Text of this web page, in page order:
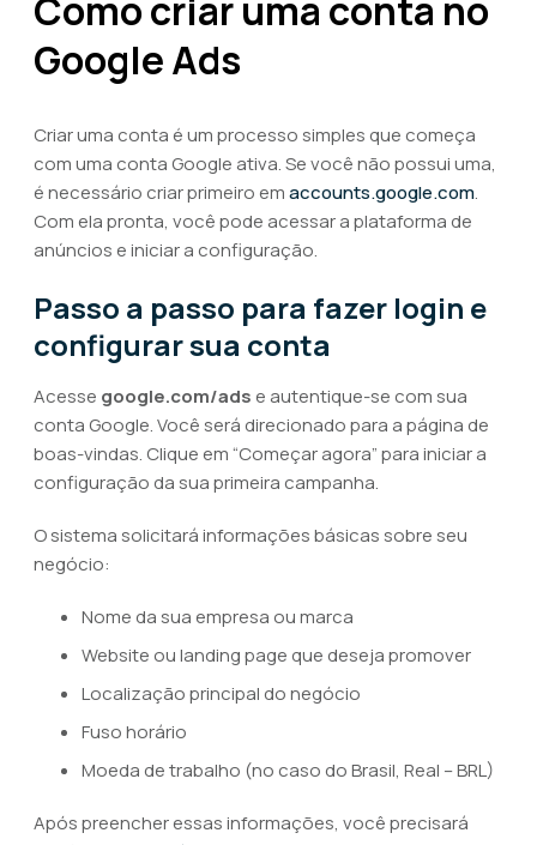
Como criar uma conta no
Google Ads
Criar uma conta é um processo simples que começa
com uma conta Google ativa. Se você não possui uma,
é necessário criar primeiro emaccounts.google.com.
Com ela pronta, você pode acessar a plataforma de
anúncios e iniciar a configuração.
Passo a passo para fazer login e
configurar sua conta
Acesse google.com/ads e autentique-se com sua
conta Google. Você será direcionado para a página de
boas-vindas. Clique em “Começar agora” para iniciar a
configuração da sua primeira campanha.
O sistema solicitará informações básicas sobre seu
negócio:
Nome da sua empresa ou marca
Website ou landing page que deseja promover
Localização principal do negócio
Fuso horário
Moeda de trabalho (no caso do Brasil, Real – BRL)
Após preencher essas informações, você precisará